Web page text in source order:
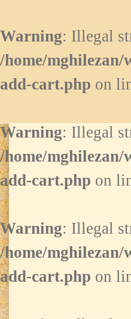
Warning: Illegal
/home/
add-cart.php on
Warning: Illegal
/home/
add-cart.php on
Warning: Illegal
/home/
add-cart.php on